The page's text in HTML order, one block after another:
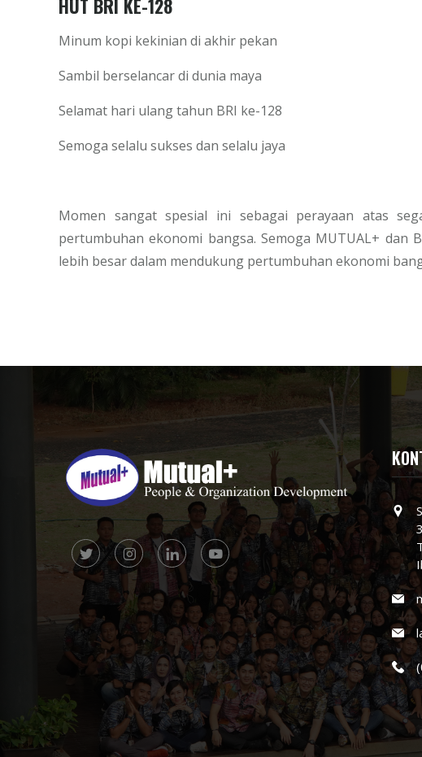
HUT BRI KE-128
Minum kopi kekinian di akhir pekan
Sambil berselancar di dunia maya
Selamat hari ulang tahun BRI ke-128
Semoga selalu sukses dan selalu jaya
Momen sangat spesial ini sebagai perayaan atas
pertumbuhan ekonomi bangsa. Semoga MUTUAL+
lebih besar dalam mendukung pertumbuhan ekonomi